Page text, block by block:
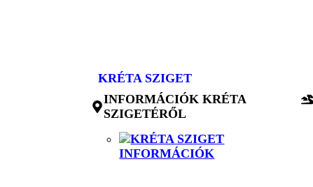
KRÉTA SZIGET
INFORMÁCIÓK KRÉTA
SZIGETÉRŐL